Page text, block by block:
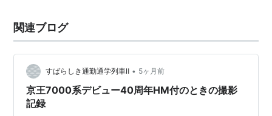
前照灯は角型。
6000系後期車同様、界磁チョッパ制御を採用してい
前期車はコルゲート仕上げ、後期車はビード仕上げ
となっている。
都営新宿線には直通しない。
関連ブログ
すばらしき通勤通学列車Ⅱ • 5ヶ月前
京王7000系デビュー40周年HM付のときの撮影
記録